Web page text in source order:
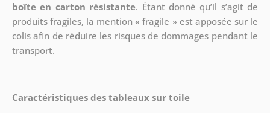
boîte en carton résistante. Étant donné qu’il s’agit de
produits fragiles, la mention « fragile » est apposée sur le
colis afin de réduire les risques de dommages pendant le
transport.
Caractéristiques des tableaux sur toile